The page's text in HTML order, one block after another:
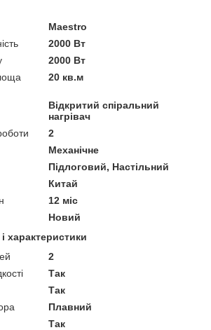
Maestro
2000 Вт
2000 Вт
20 кв.м
Відкритий спіральний
нагрівач
2
Механічне
Підлоговий, Настільний
Китай
12 міс
Новий
характеристики
2
Так
Так
Плавний
Так